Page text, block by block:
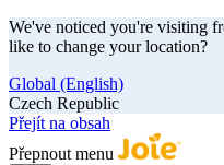
We've noticed you're visiting
like to change your location?
Global (English)
Czech Republic
Přejít na obsah
Přepnout menu